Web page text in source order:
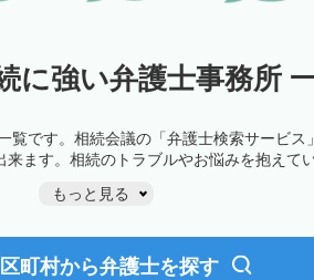
に強い弁護士事務所
覧です。相続会議の「弁護士検索サービス
ます。相続のトラブルやお悩みを抱えて
もっと見る
町村から弁護士を探す